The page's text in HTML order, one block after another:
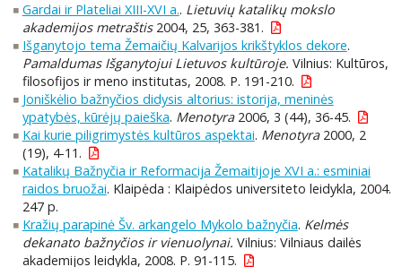
Gardai ir Plateliai XIII-XVI a.. Lietuvių katalikų mokslo
akademijos metraštis2004, 25, 363-381.
Išganytojo tema Žemaičių Kalvarijos krikštyklos dekore.
Pamaldumas Išganytojui Lietuvos kultūroje. Vilnius: Kultūros,
filosofijos ir meno institutas, 2008. P. 191-210.
Joniškėlio bažnyčios didysis altorius: istorija, meninės
ypatybės, kūrėjų paieška. Menotyra2006, 3 (44), 36-45.
Kai kurie piligrimystės kultūros aspektai. Menotyra2000, 2
(19), 4-11.
Katalikų Bažnyčia ir Reformacija Žemaitijoje XVI a.: esminiai
raidos bruožai. Klaipėda : Klaipėdos universiteto leidykla, 2004.
247 p.
Kražių parapinė Šv. arkangelo Mykolo bažnyčia. Kelmės
dekanato bažnyčios ir vienuolynai. Vilnius: Vilniaus dailės
akademijos leidykla, 2008. P. 91-115.